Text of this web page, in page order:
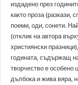
издадено през
както проза (разкази,
поеми, оди, сонети.
(отклик на автора
християнски
годината, съдържащ
творчество е особено
дълбока и жива вяра,